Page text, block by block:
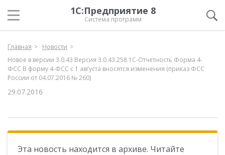
1С:Предприятие 8
Система программ
Главная
Новости
Новое в версии 3.0.43 Версия 3.0.43.258 1С-Отчетность Форма 4-
ФСС В форму 4-ФСС с 1 августа вносятся изменения (приказ ФСС
России от 04.07.2016 № 260)
29.07.2016
Эта новость находится в архиве. Читайте